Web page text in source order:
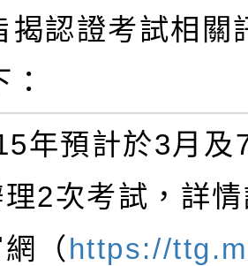
揭認證考試相關
：
年預計於3月及
理2次考試，詳
（ https://